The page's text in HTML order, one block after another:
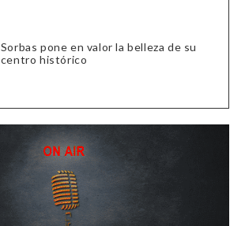
Sorbas pone en valor la belleza de su
centro histórico